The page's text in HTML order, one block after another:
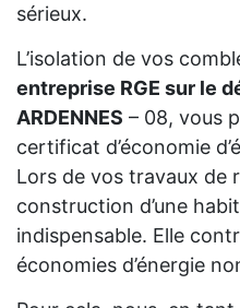
sérieux.
L’isolation de vos
entreprise RGE sur le
ARDENNES – 08, vous
certificat d’économie
Lors de vos travaux de
construction d’une
indispensable. Elle
économies d’énergie